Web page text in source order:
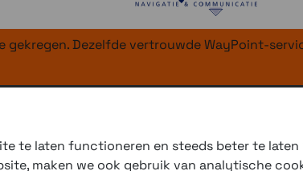
Dezelfde vertrouwde WayPoint-
lang
te laten functioneren en steeds beter te
maken we ook gebruik van analytische